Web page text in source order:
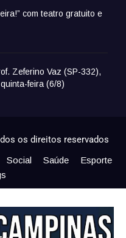
com teatro gratuito e
Zeferino Vaz (SP-332),
feira (6/8)
os direitos reservados
Social Saúde
Esporte